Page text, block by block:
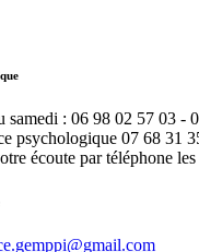
samedi : 06 98 02 57 03 -
psychologique 07 68 31
écoute par téléphone